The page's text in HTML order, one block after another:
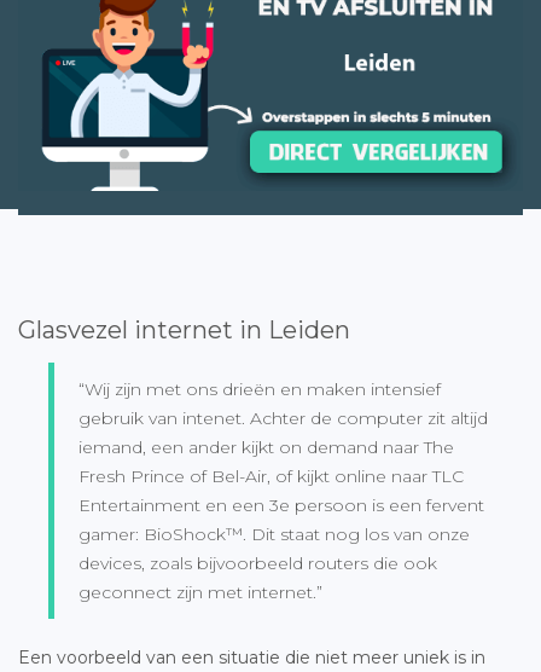
Glasvezel internet in Leiden
“Wij zijn met ons drieën en maken intensief
gebruik van intenet. Achter de computer zit altijd
iemand, een ander kijkt on demand naar The
Fresh Prince of Bel-Air, of kijkt online naar TLC
Entertainment en een 3e persoon is een fervent
gamer: BioShock™. Dit staat nog los van onze
devices, zoals bijvoorbeeld routers die ook
geconnect zijn met internet.”
Een voorbeeld van een situatie die niet meer uniek is in